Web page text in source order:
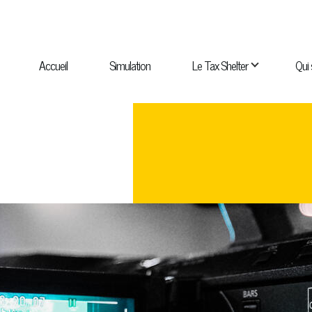
Accueil Simulation Le Tax Shelter
navigation Qui sommes-nous ?sous-navigation Catalogue